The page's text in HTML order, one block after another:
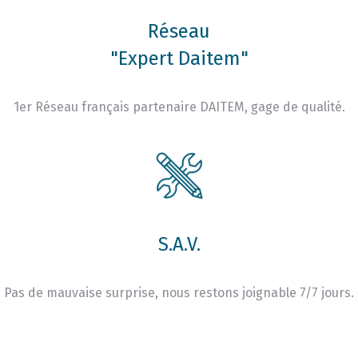
Réseau
"Expert Daitem"
1er Réseau français partenaire DAITEM, gage de qualité.
S.A.V.
Pas de mauvaise surprise, nous restons joignable 7/7 jours.